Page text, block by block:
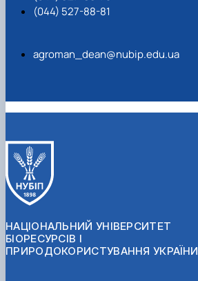
(044) 527-88-81
agroman_dean@nubip.edu.ua
НАЦІОНАЛЬНИЙ УНІВЕРСИТЕТ
БІОРЕСУРСІВ І
ПРИРОДОКОРИСТУВАННЯ УКРАЇНИ